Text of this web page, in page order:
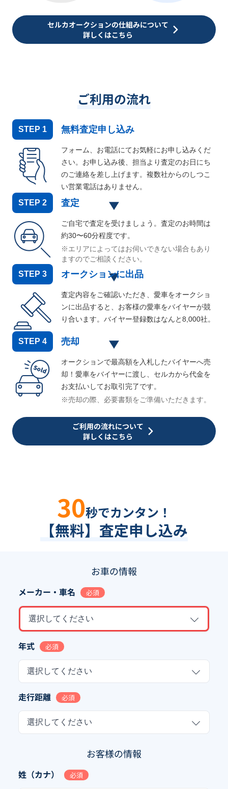
セルカオークションの仕組みについて
詳しくはこちら
ご利用の流れ
STEP 1 無料査定申し込み
フォーム、お電話にてお気軽にお申し込みくだ
さい。お申し込み後、担当より査定のお日にち
のご連絡を差し上げます。複数社からのしつこ
い営業電話はありません。
STEP 2 査定
ご自宅で査定を受けましょう。査定のお時間は
約30〜60分程度です。
※エリアによってはお伺いできない場合もあり
ますのでご相談ください。
STEP 3 オークションに出品
査定内容をご確認いただき、愛車をオークショ
ンに出品すると、お客様の愛車をバイヤーが競
り合います。バイヤー登録数はなんと8,000社。
STEP 4 売却
オークションで最高額を入札したバイヤーへ売
却！愛車をバイヤーに渡し、セルカから代金を
お支払いしてお取引完了です。
※売却の際、必要書類をご準備いただきます。
ご利用の流れについて
詳しくはこちら
30秒でカンタン！
【無料】査定申し込み
お車の情報
メーカー・車名 必須
選択してください
年式 必須
選択してください
走行距離 必須
選択してください
お客様の情報
姓（カナ） 必須